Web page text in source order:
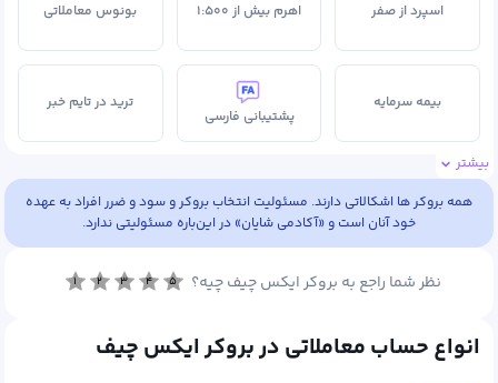
اسپرد از صفر اهرم بیش از ۱:۵۰۰ بونوس معاملاتی
بیمه سرمایه
پشتیبانی فارسی
ترید در تایم خبر
حساب اسلامی حساب سِنتی
سایت فارسی
کپی تریدینگ
متاتریدر ۴ متاتریدر ۵
بیشتر
همه بروکر ها اشکالاتی دارند. مسئولیت انتخاب بروکر و سود و ضرر افراد به عهده
خود آنان است و «آکادمی شایان» در این‌باره مسئولیتی ندارد.
نظر شما راجع به بروکر ایکس چیف چیه؟ ۱ ۲ ۳ ۴ ۵
انواع حساب معاملاتی در بروکر ایکس چیف